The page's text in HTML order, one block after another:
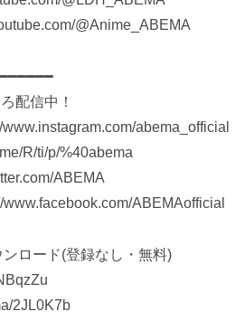
@Anime_ABEMA
配信中！
abema_official
R/ti/p/%40abema
ABEMA
ABEMAofficial
ロード(登録なし・無料)
2JL0K7b